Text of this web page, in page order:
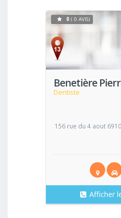
Benetière
Dentiste
0 ( 0 AVIS)
156 rue du 4 aout
Afficher